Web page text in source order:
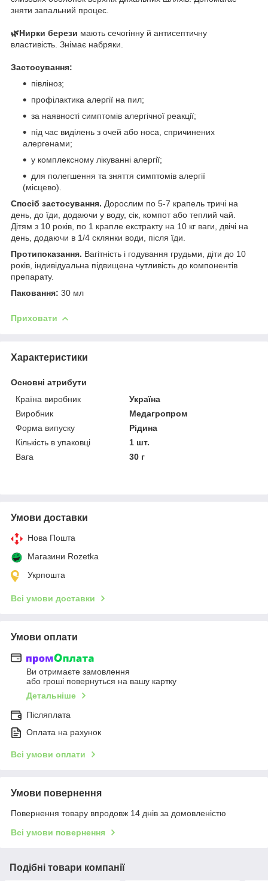
зняти запальний процес.
🌿Нирки берези мають сечогінну й антисептичну
властивість. Знімає набряки.
Застосування:
півліноз;
профілактика алергії на пил;
за наявності симптомів алергічної реакції;
під час виділень з очей або носа, спричинених
алергенами;
у комплексному лікуванні алергії;
для полегшення та зняття симптомів алергії
(місцево).
Спосіб застосування. Дорослим по 5-7 крапель тричі на
день, до їди, додаючи у воду, сік, компот або теплий чай.
Дітям з 10 років, по 1 крапле екстракту на 10 кг ваги, двічі на
день, додаючи в 1/4 склянки води, після їди.
Протипоказання. Вагітність і годування грудьми, діти до 10
років, індивідуальна підвищена чутливість до компонентів
препарату.
Паковання: 30 мл
Приховати
Характеристики
Основні атрибути
Країна виробник
Україна
Виробник
Медагропром
Форма випуску
Рідина
Кількість в упаковці
1 шт.
Вага
30 г
Умови доставки
Нова Пошта
Магазини Rozetka
Укрпошта
Всі умови доставки
Умови оплати
Ви отримаєте замовлення
або гроші повернуться на вашу картку
Детальніше
Післяплата
Оплата на рахунок
Всі умови оплати
Умови повернення
Повернення товару впродовж 14 днів за домовленістю
Всі умови повернення
Подібні товари компанії